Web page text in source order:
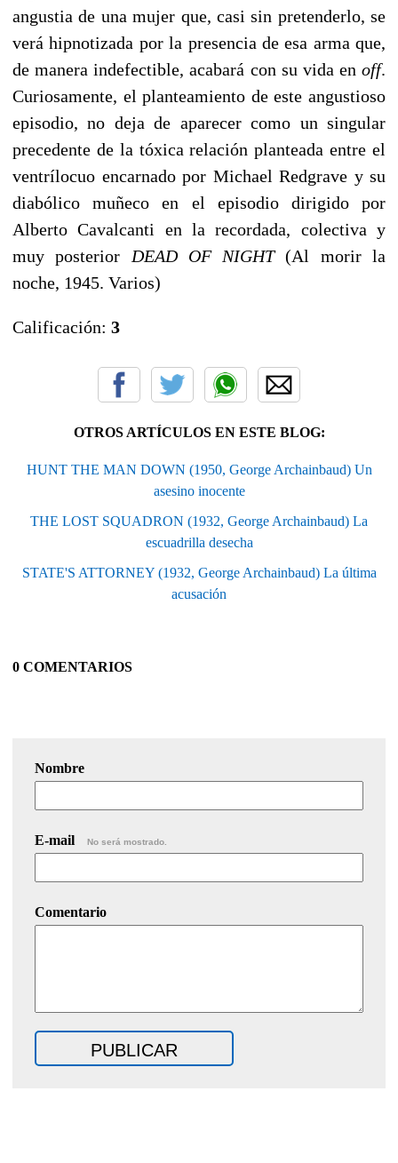
angustia de una mujer que, casi sin pretenderlo, se
verá hipnotizada por la presencia de esa arma que,
de manera indefectible, acabará con su vida en off.
Curiosamente, el planteamiento de este angustioso
episodio, no deja de aparecer como un singular
precedente de la tóxica relación planteada entre el
ventrílocuo encarnado por Michael Redgrave y su
diabólico muñeco en el episodio dirigido por
Alberto Cavalcanti en la recordada, colectiva y
muy posterior DEAD OF NIGHT(Al morir la
noche, 1945. Varios)
Calificación: 3
OTROS ARTÍCULOS EN ESTE BLOG:
HUNT THE MAN DOWN (1950, George Archainbaud) Un
asesino inocente
THE LOST SQUADRON (1932, George Archainbaud) La
escuadrilla desecha
STATE'S ATTORNEY (1932, George Archainbaud) La última
acusación
0 COMENTARIOS
Nombre
E-mail No será mostrado.
Comentario